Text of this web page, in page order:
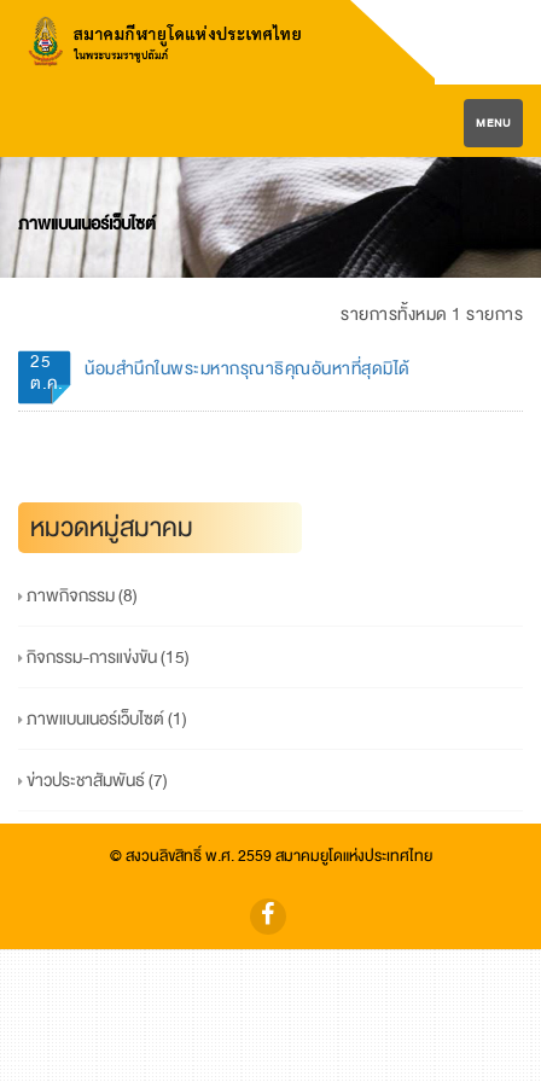
MENU
ภาพแบนเนอร์เว็บไซต์
รายการทั้งหมด 1 รายการ
25
ต.ค. น้อมสำนึกในพระมหากรุณาธิคุณอันหาที่สุดมิได้
หมวดหมู่สมาคม
ภาพกิจกรรม(8)
กิจกรรม-การแข่งขัน(15)
ภาพแบนเนอร์เว็บไซต์(1)
ข่าวประชาสัมพันธ์(7)
© สงวนลิขสิทธิ์ พ.ศ. 2559 สมาคมยูโดแห่งประเทศไทย